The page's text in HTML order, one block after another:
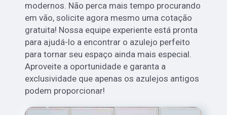
modernos. Não perca mais tempo procurando
em vão, solicite agora mesmo uma cotação
gratuita! Nossa equipe experiente está pronta
para ajudá-lo a encontrar o azulejo perfeito
para tornar seu espaço ainda mais especial.
Aproveite a oportunidade e garanta a
exclusividade que apenas os azulejos antigos
podem proporcionar!